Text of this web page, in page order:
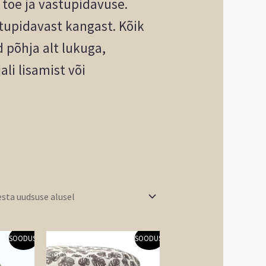
ja vastupidavuse.
kangast. Kõik
põhja alt lukuga,
lisamist või
SOODUS!
Praegune
hind
SOODUS!
hind
oli:
Praegune
hind
on: